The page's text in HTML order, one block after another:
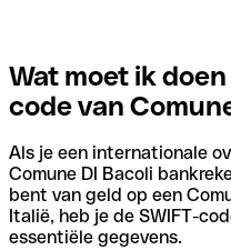
Wat moet ik
code van
Als je een internationale
Comune DI Bacoli
bent van geld op een
Italië, heb je de SWIFT-
essentiële gegevens.